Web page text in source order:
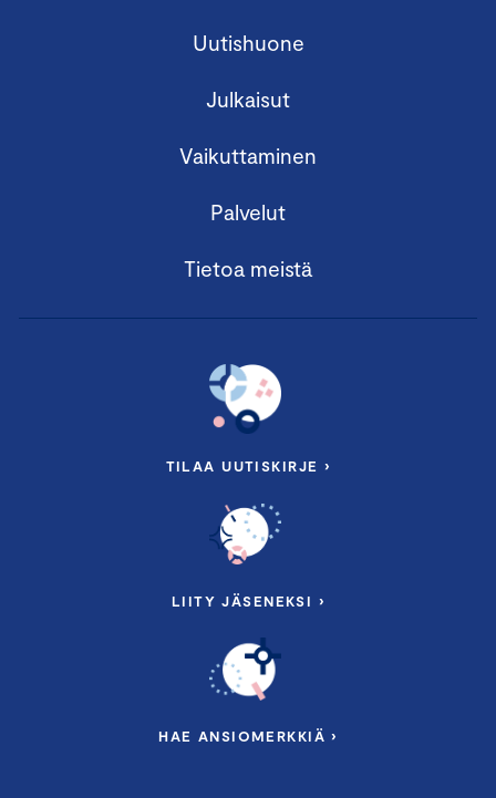
Uutishuone
Julkaisut
Vaikuttaminen
Palvelut
Tietoa meistä
TILAA UUTISKIRJE ›
LIITY JÄSENEKSI ›
HAE ANSIOMERKKIÄ ›